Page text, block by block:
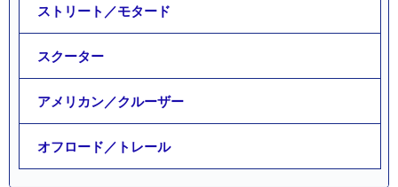
ストリート／モタード
スクーター
アメリカン／クルーザー
オフロード／トレール